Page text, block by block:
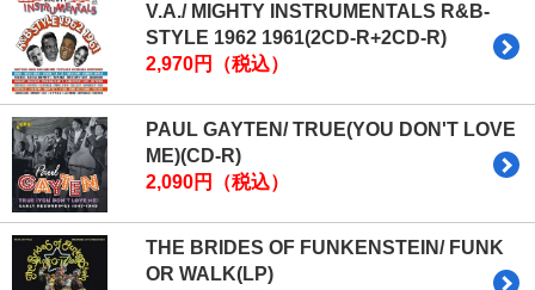
V.A./ MIGHTY INSTRUMENTALS R&B-
STYLE 1962 1961(2CD-R+2CD-R)
2,970円（税込）
PAUL GAYTEN/ TRUE(YOU DON'T LOVE
ME)(CD-R)
2,090円（税込）
THE BRIDES OF FUNKENSTEIN/ FUNK
OR WALK(LP)